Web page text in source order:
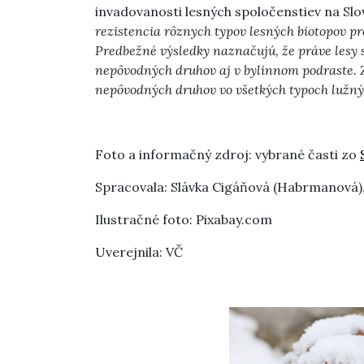
invadovanosti lesných spoločenstiev na
rezistencia rôznych typov lesných biotopov
Predbežné výsledky naznačujú, že práve
nepôvodných druhov aj v bylinnom
nepôvodných druhov vo všetkých typoch
Foto a informačný zdroj: vybrané časti zo
Spracovala: Slávka Cigáňová
Ilustračné foto: Pixabay.com
Uverejnila: VČ